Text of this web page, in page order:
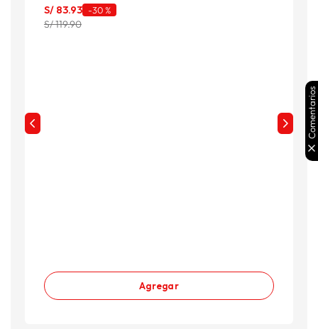
S/ 83.93 -30 %
S/ 119.90
Agregar
Comentarios